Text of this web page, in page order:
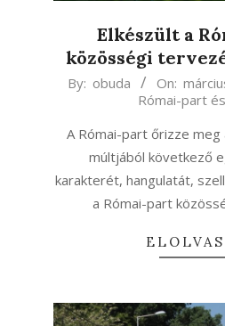
Elkészült a
közösségi
2021-
By: obuda On:
Római-part
A Római-part őrizze meg
múltjából következő
karakterét, hangulatát,
a Római-part